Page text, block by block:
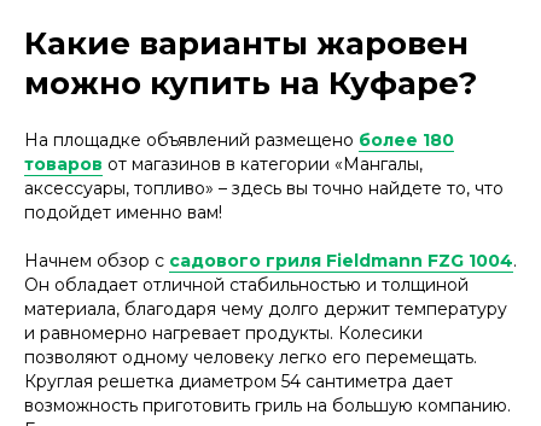
Какие варианты жаровен
можно купить на Куфаре?
На площадке объявлений размещено более 180
товаров от магазинов в категории «Мангалы,
аксессуары, топливо» – здесь вы точно найдете то, что
подойдет именно вам!
Начнем обзор с садового гриля Fieldmann FZG 1004.
Он обладает отличной стабильностью и толщиной
материала, благодаря чему долго держит температуру
и равномерно нагревает продукты. Колесики
позволяют одному человеку легко его перемещать.
Круглая решетка диаметром 54 сантиметра дает
возможность приготовить гриль на большую компанию.